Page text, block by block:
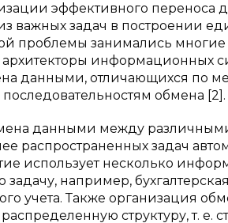
эффективного
важных задач в построении
проблемы занимались многие
информационных
данными, отличающихся по
обмена [2].
данными между
распространенных задач
использует несколько
например,
учета. Также организация
структуру, т.